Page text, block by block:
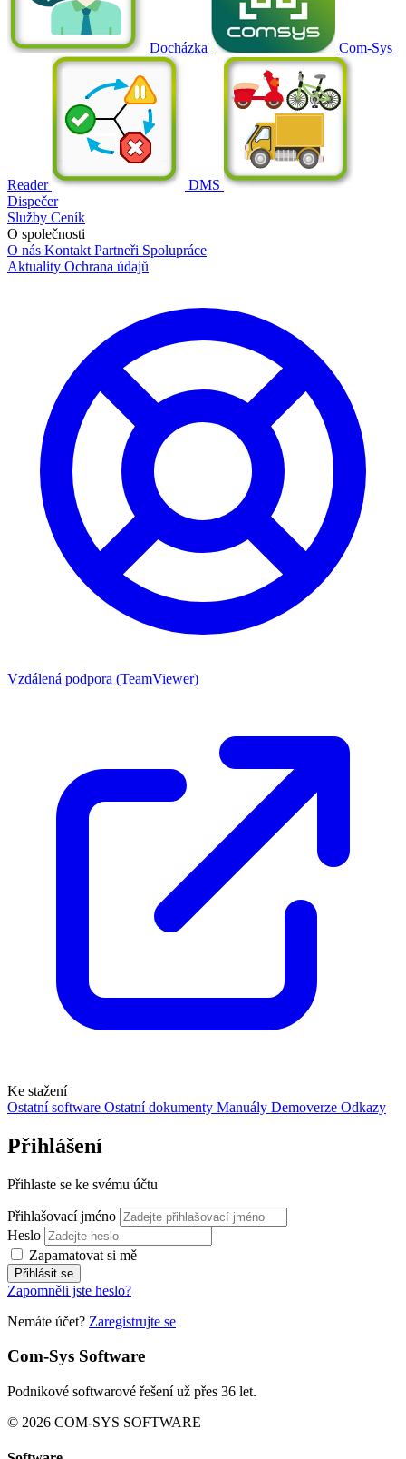
Docházka Com-Sys
Reader
DMS
Dispečer
Služby Ceník
O společnosti
O nás Kontakt Partneři Spolupráce
Aktuality Ochrana údajů
Vzdálená podpora (TeamViewer)
Ke stažení
Ostatní software Ostatní dokumenty Manuály Demoverze Odkazy
Přihlášení
Přihlaste se ke svému účtu
Přihlašovací jméno
Heslo
Zapamatovat si mě
Přihlásit se
Zapomněli jste heslo?
Nemáte účet? Zaregistrujte se
Com-Sys Software
Podnikové softwarové řešení už přes 36 let.
© 2026 COM-SYS SOFTWARE